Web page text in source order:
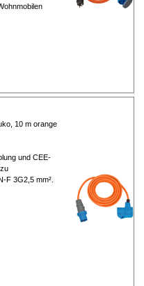
10 m orange
und CEE-
F 3G2,5 mm².